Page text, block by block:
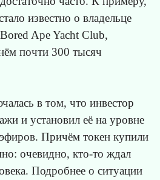
известно о владельце
Ape Yacht Club,
почти 300 тысяч
в том, что инвестор
и установил её на уровне
Причём токен купили
очевидно, кто-то ждал
Подробнее о ситуации